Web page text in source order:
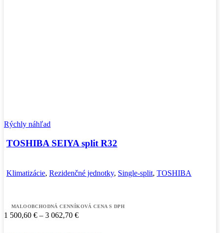
Rýchly náhľad
TOSHIBA SEIYA split R32
Klimatizácie, Rezidenčné jednotky, Single-split, TOSHIBA
MALOOBCHODNÁ CENNÍKOVÁ CENA S DPH
1 500,60 € – 3 062,70 €Price